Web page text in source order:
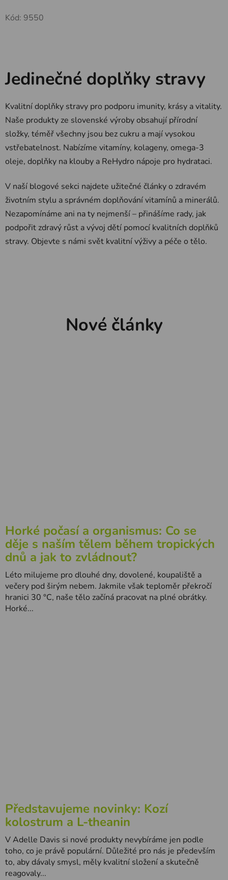
Kód: 9550
Jedinečné doplňky stravy
Kvalitní doplňky stravy pro podporu imunity, krásy a vitality.
Naše produkty ze slovenské výroby obsahují přírodní
složky, téměř všechny jsou bez cukru a mají vysokou
vstřebatelnost. Nabízíme vitamíny, kolageny, omega-3
oleje, doplňky na klouby a ReHydro nápoje pro hydrataci.
V naší blogové sekci najdete užitečné články o zdravém
životním stylu a správném doplňování vitamínů a minerálů.
Nezapomínáme ani na ty nejmenší – přinášíme rady, jak
podpořit zdravý růst a vývoj dětí pomocí kvalitních doplňků
stravy. Objevte s námi svět kvalitní výživy a péče o tělo.
Nové články
Horké počasí a organismus: Co se
děje s naším tělem během tropických
dnů a jak to zvládnout?
Léto milujeme pro dlouhé dny, dovolené, koupaliště a
večery pod širým nebem. Jakmile však teploměr překročí
hranici 30 °C, naše tělo začíná pracovat na plné obrátky.
Horké...
Představujeme novinky: Kozí
kolostrum a L-theanin
V Adelle Davis si nové produkty nevybíráme jen podle
toho, co je právě populární. Důležité pro nás je především
to, aby dávaly smysl, měly kvalitní složení a skutečně
reagovaly...